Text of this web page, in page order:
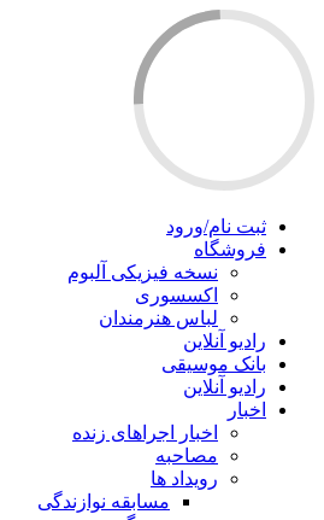
ثبت نام/ورود
فروشگاه
نسخه فیزیکی آلبوم
اکسسوری
لباس هنرمندان
رادیو آنلاین
بانک موسیقی
رادیو آنلاین
اخبار
اخبار اجراهای زنده
مصاحبه
رویداد ها
مسابقه نوازندگی